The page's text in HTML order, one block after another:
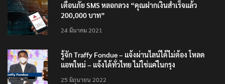
เตือนภัย SMS หลอกลวง “คุณฝากเงินสำเร็จแล้ว
200,000 บาท”
24 มีนาคม 2021
รู้จัก Traffy Fondue – แจ้งผ่านไลน์ได้ไม่ต้อง โหลด
แอพใหม่ – แจ้งได้ทั่วไทย ไม่ใช่แค่ในกรุง
25 มิถุนายน 2022